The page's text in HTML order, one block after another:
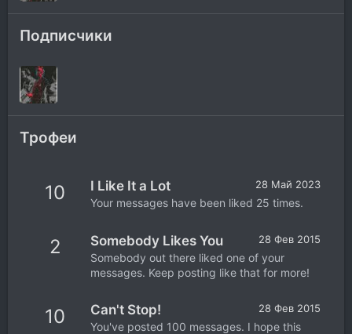
Подписчики
Трофеи
10 28 Май 2023
I Like It a Lot
Your messages have been liked 25 times.
2 28 Фев 2015
Somebody Likes You
Somebody out there liked one of your
messages. Keep posting like that for more!
10 28 Фев 2015
Can't Stop!
You've posted 100 messages. I hope this